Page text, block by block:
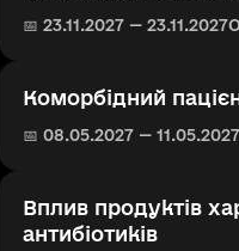
📅 23.11.2027 — 23.11.2027
Коморбідний
📅 08.05.2027 — 11.05.2027
Вплив продуктів
антибіотиків